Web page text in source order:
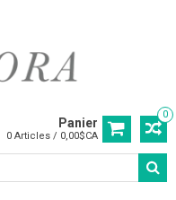
0
Panier
0 Articles / 0,00$CA